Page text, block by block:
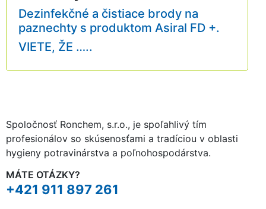
Dezinfekčné a čistiace brody na
paznechty s produktom Asiral FD +.
VIETE, ŽE …..
Spoločnosť Ronchem, s.r.o., je spoľahlivý tím
profesionálov so skúsenosťami a tradíciou v oblasti
hygieny potravinárstva a poľnohospodárstva.
MÁTE OTÁZKY?
+421 911 897 261